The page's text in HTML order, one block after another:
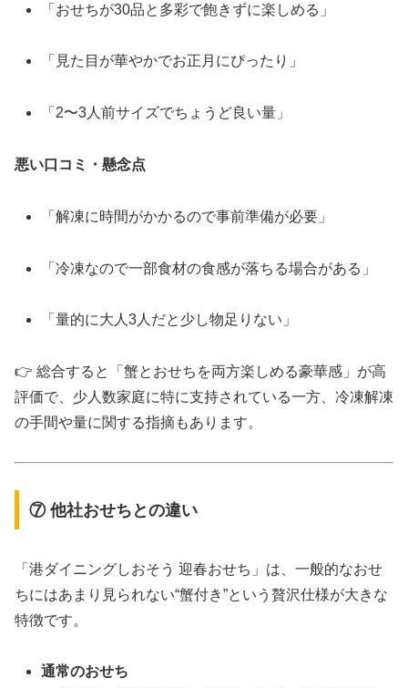
「おせちが30品と多彩で飽きずに楽しめる」
「見た目が華やかでお正月にぴったり」
「2〜3人前サイズでちょうど良い量」
悪い口コミ・懸念点
「解凍に時間がかかるので事前準備が必要」
「冷凍なので一部食材の食感が落ちる場合がある」
「量的に大人3人だと少し物足りない」
👉 総合すると「蟹とおせちを両方楽しめる豪華感」が高
評価で、少人数家庭に特に支持されている一方、冷凍解凍
の手間や量に関する指摘もあります。
⑦ 他社おせちとの違い
「港ダイニングしおそう 迎春おせち」は、一般的なおせ
ちにはあまり見られない“蟹付き”という贅沢仕様が大きな
特徴です。
通常のおせち